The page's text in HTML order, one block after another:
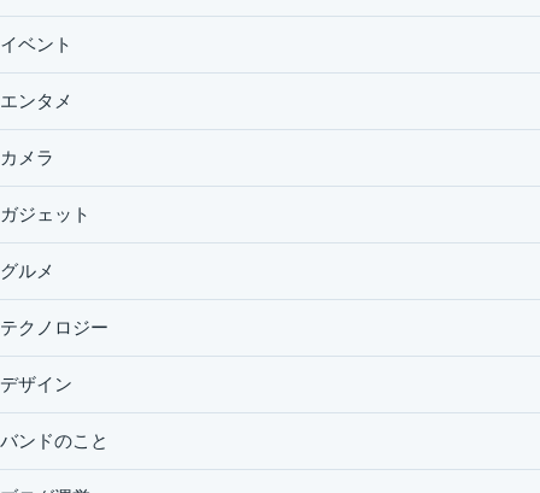
イベント
エンタメ
カメラ
ガジェット
グルメ
テクノロジー
デザイン
バンドのこと